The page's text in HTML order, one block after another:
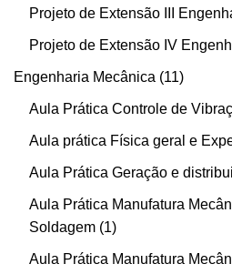
Projeto de Extensão III
Projeto de Extensão IV
Engenharia Mecânica 11
Aula Prática Controle de
Aula prática Física geral e
Aula Prática Geração e
Aula Prática Manufatura
Soldagem 1
Aula Prática Manufatura